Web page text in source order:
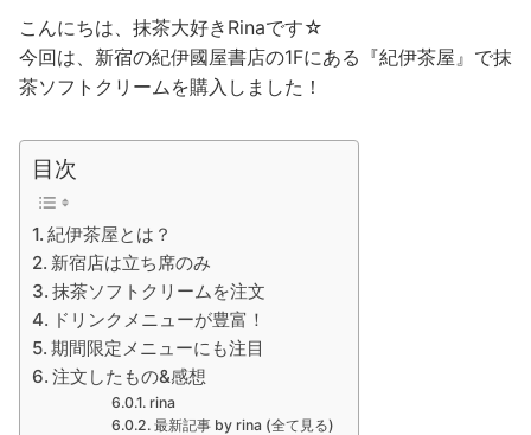
e itt
er
c
e
b
o
ai
l
e
n
a
こんにちは、抹茶大好きRinaです☆
今回は、新宿の紀伊國屋書店の1Fにある『紀伊茶屋』で抹
茶ソフトクリームを購入しました！
目次
紀伊茶屋とは？
新宿店は立ち席のみ
抹茶ソフトクリームを注文
ドリンクメニューが豊富！
期間限定メニューにも注目
注文したもの&感想
rina
最新記事 by rina (全て見る)